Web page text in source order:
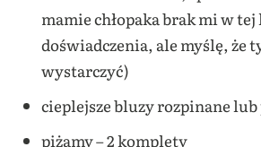
mamie chłopaka brak mi w
doświadczenia, ale myślę, że
wystarczyć)
cieplejsze bluzy rozpinane lub
piżamy – 2 komplety